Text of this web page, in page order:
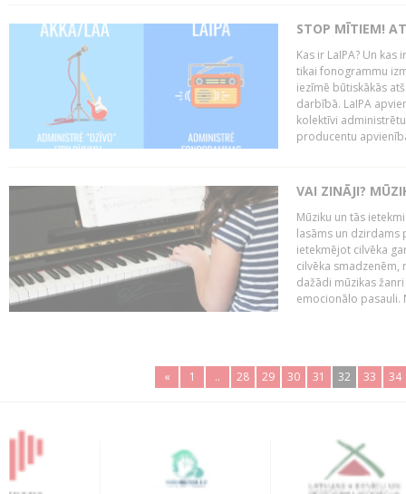
STOP MĪTIEM!
Kas ir LaIPA? Un
tikai fonogrammu
iezīmē būtiskākās
darbībā. LaIPA
kolektīvi
producentu
VAI ZINĀJI?
Mūziku un tās
lasāms un dzirdams
ietekmējot cilvēka
cilvēka
dažādi mūzikas
emocionālo pasauli.
« 1 .. 28 29 30 31 32 33 34